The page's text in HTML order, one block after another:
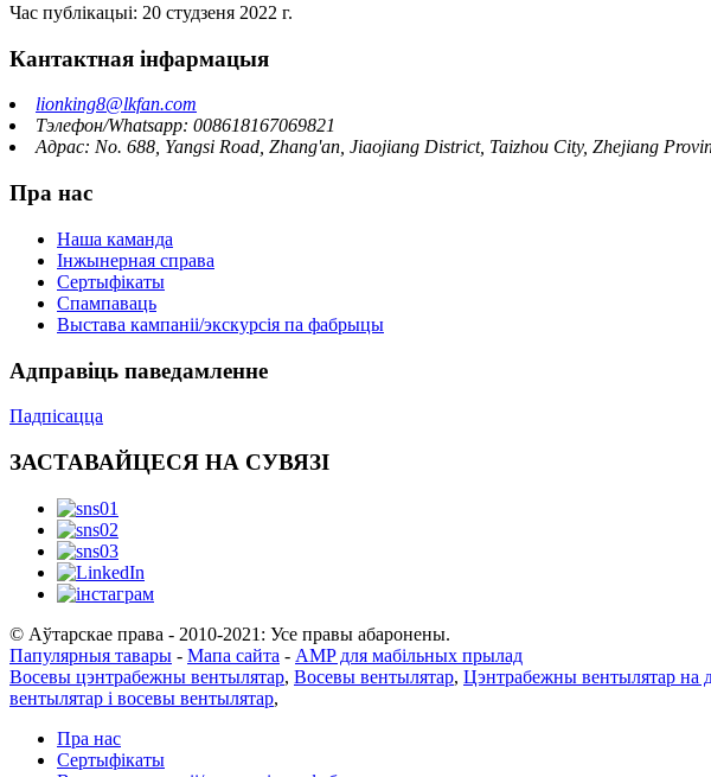
Час публікацыі: 20 студзеня 2022 г.
Кантактная інфармацыя
lionking8@lkfan.com
Тэлефон/Whatsapp: 008618167069821
Адрас: No. 688, Yangsi Road, Zhang'an, Jiaojiang District, Taizhou City, Zhejiang
Пра нас
Наша каманда
Інжынерная справа
Сертыфікаты
Спампаваць
Выстава кампаніі/экскурсія па фабрыцы
Адправіць паведамленне
Падпісацца
ЗАСТАВАЙЦЕСЯ НА СУВЯЗІ
© Аўтарскае права - 2010-2021: Усе правы абаронены.
Папулярныя тавары - Мапа сайта - AMP для мабільных прылад
Восевы цэнтрабежны вентылятар, Восевы вентылятар, Цэнтрабежны вентылятар на
вентылятар і восевы вентылятар,
Пра нас
Сертыфікаты